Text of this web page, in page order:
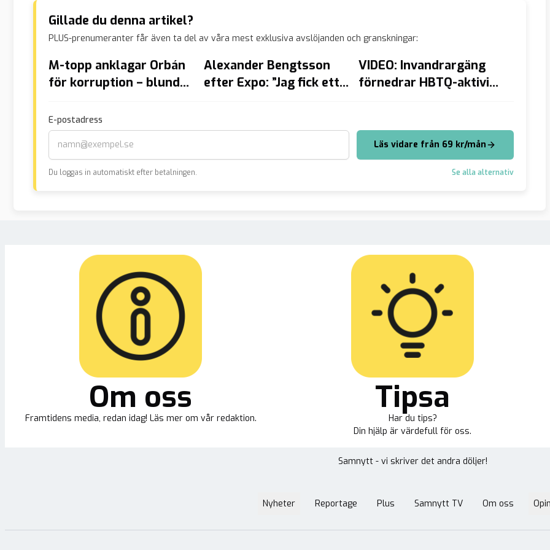
Gillade du denna artikel?
PLUS-prenumeranter får även ta del av våra mest exklusiva avslöjanden och granskningar:
M-topp anklagar Orbán
för korruption – blundar
Ukraina
Alexander Bengtsson
efter Expo: ”Jag fick ett
VIDEO: Invandrargäng
förnedrar HBTQ-aktivist
E-postadress
Läs vidare från 69 kr/mån
Du loggas in automatiskt efter betalningen. Se alla alternativ
Om oss
Framtidens media, redan idag! Läs mer om vår redaktion.
Tipsa
Har du tips?
Din hjälp är värdefull för oss.
Samnytt - vi skriver det andra döljer!
Nyheter Reportage Plus Samnytt TV Om oss